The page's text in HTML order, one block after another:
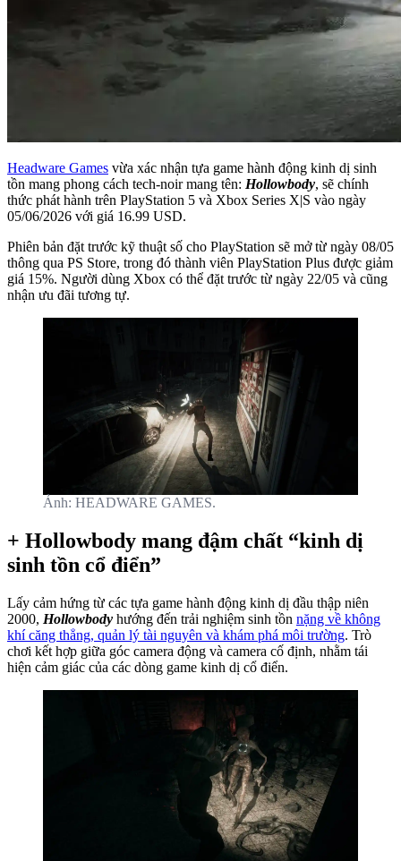
Headware Games vừa xác nhận tựa game hành động kinh dị sinh
tồn mang phong cách tech-noir mang tên: Hollowbody, sẽ chính
thức phát hành trên PlayStation 5 và Xbox Series X|S vào ngày
05/06/2026 với giá 16.99 USD.
Phiên bản đặt trước kỹ thuật số cho PlayStation sẽ mở từ ngày 08/05
thông qua PS Store, trong đó thành viên PlayStation Plus được giảm
giá 15%. Người dùng Xbox có thể đặt trước từ ngày 22/05 và cũng
nhận ưu đãi tương tự.
Ảnh: HEADWARE GAMES.
+ Hollowbody mang đậm chất “kinh dị
sinh tồn cổ điển”
Lấy cảm hứng từ các tựa game hành động kinh dị đầu thập niên
2000, Hollowbody hướng đến trải nghiệm sinh tồn nặng về không
khí căng thẳng, quản lý tài nguyên và khám phá môi trường. Trò
chơi kết hợp giữa góc camera động và camera cố định, nhằm tái
hiện cảm giác của các dòng game kinh dị cổ điển.